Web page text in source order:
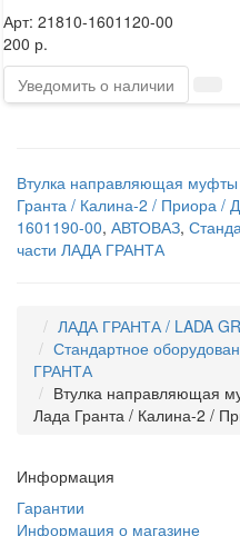
Арт: 21810-1601120-00
200 р.
Уведомить о наличии
Втулка направляющая
Гранта / Калина-2 / Приора /
1601190-00, АВТОВАЗ,
части ЛАДА ГРАНТА
ЛАДА ГРАНТА / LADA
Стандартное
ГРАНТА
Втулка направляющая
Лада Гранта / Калина-2 /
Информация
Гарантии
Информация о магазине